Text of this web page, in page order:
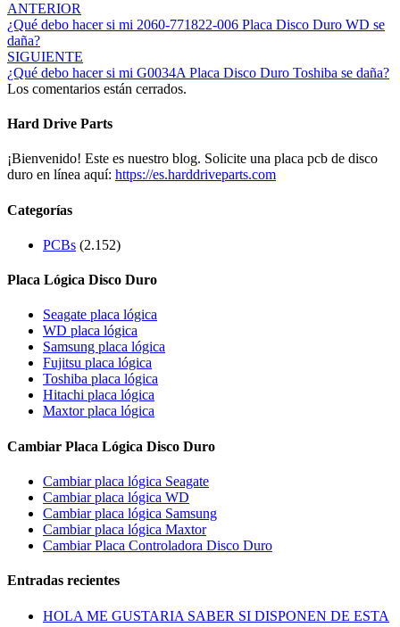
ANTERIOR
¿Qué debo hacer si mi 2060-771822-006 Placa Disco Duro WD se
daña?
SIGUIENTE
¿Qué debo hacer si mi G0034A Placa Disco Duro Toshiba se daña?
Los comentarios están cerrados.
Hard Drive Parts
¡Bienvenido! Este es nuestro blog. Solicite una placa pcb de disco
duro en línea aquí: https://es.harddriveparts.com
Categorías
PCBs (2.152)
Placa Lógica Disco Duro
Seagate placa lógica
WD placa lógica
Samsung placa lógica
Fujitsu placa lógica
Toshiba placa lógica
Hitachi placa lógica
Maxtor placa lógica
Cambiar Placa Lógica Disco Duro
Cambiar placa lógica Seagate
Cambiar placa lógica WD
Cambiar placa lógica Samsung
Cambiar placa lógica Maxtor
Cambiar Placa Controladora Disco Duro
Entradas recientes
HOLA ME GUSTARIA SABER SI DISPONEN DE ESTA